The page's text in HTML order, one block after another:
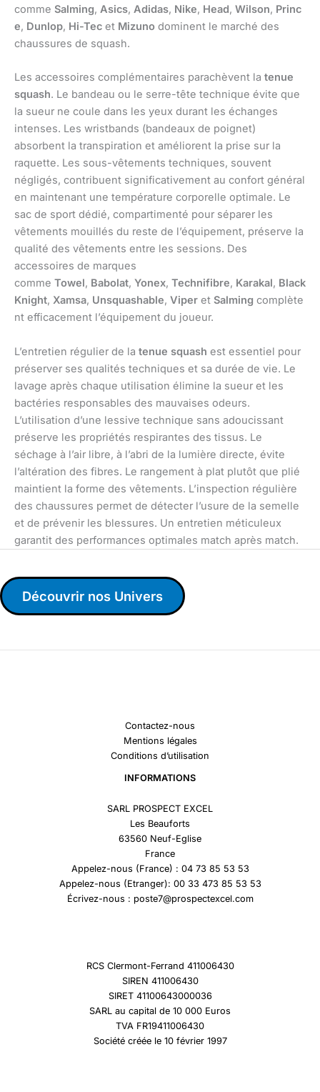
comme Salming, Asics, Adidas, Nike, Head, Wilson, Princ
e, Dunlop, Hi-Tec et Mizuno dominent le marché des
chaussures de squash.
Les accessoires complémentaires parachèvent la tenue
squash. Le bandeau ou le serre-tête technique évite que
la sueur ne coule dans les yeux durant les échanges
intenses. Les wristbands (bandeaux de poignet)
absorbent la transpiration et améliorent la prise sur la
raquette. Les sous-vêtements techniques, souvent
négligés, contribuent significativement au confort général
en maintenant une température corporelle optimale. Le
sac de sport dédié, compartimenté pour séparer les
vêtements mouillés du reste de l’équipement, préserve la
qualité des vêtements entre les sessions. Des
accessoires de marques
comme Towel, Babolat, Yonex, Technifibre, Karakal, Black
Knight, Xamsa, Unsquashable, Viper et Salming complète
nt efficacement l’équipement du joueur.
L’entretien régulier de la tenue squash est essentiel pour
préserver ses qualités techniques et sa durée de vie. Le
lavage après chaque utilisation élimine la sueur et les
bactéries responsables des mauvaises odeurs.
L’utilisation d’une lessive technique sans adoucissant
préserve les propriétés respirantes des tissus. Le
séchage à l’air libre, à l’abri de la lumière directe, évite
l’altération des fibres. Le rangement à plat plutôt que plié
maintient la forme des vêtements. L’inspection régulière
des chaussures permet de détecter l’usure de la semelle
et de prévenir les blessures. Un entretien méticuleux
garantit des performances optimales match après match.
Découvrir nos Univers
Contactez-nous
Mentions légales
Conditions d’utilisation
INFORMATIONS
SARL PROSPECT EXCEL
Les Beauforts
63560 Neuf-Eglise
France
Appelez-nous (France) : 04 73 85 53 53
Appelez-nous (Etranger): 00 33 473 85 53 53
Écrivez-nous : poste7@prospectexcel.com
RCS Clermont-Ferrand 411006430
SIREN 411006430
SIRET 41100643000036
SARL au capital de 10 000 Euros
TVA FR19411006430
Société créée le 10 février 1997